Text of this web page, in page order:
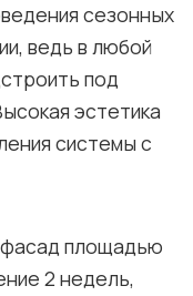
сезонных
ведь в любой
под
эстетика
системы с
площадью
2 недель,